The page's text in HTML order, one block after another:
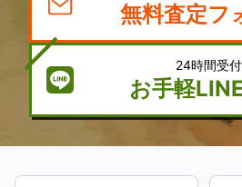
無料査定フ
24時間受付
お手軽